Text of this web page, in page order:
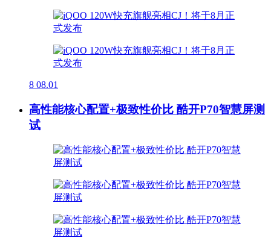
8 08.01
高性能核心配置+极致性价比 酷开P70智慧屏测
试